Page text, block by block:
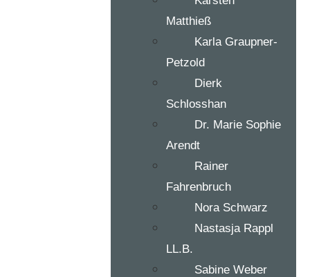
Matthieß
Karla Graupner-
Petzold
Dierk
Schlosshan
Dr. Marie Sophie
Arendt
Rainer
Fahrenbruch
Nora Schwarz
Nastasja Rappl
LL.B.
Sabine Weber